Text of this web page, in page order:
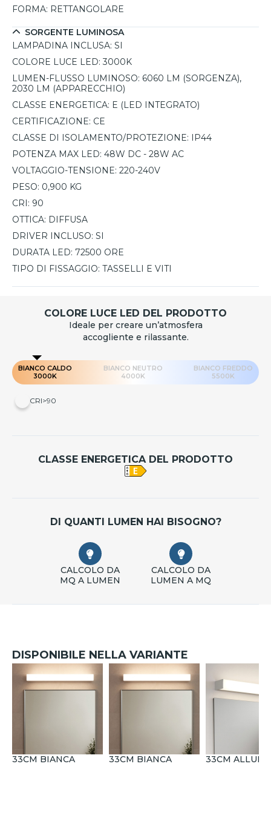
affidabile e di lunga durata per l’illuminazione domestica e
FORMA: RETTANGOLARE
SORGENTE LUMINOSA
LAMPADINA INCLUSA: SI
COLORE LUCE LED: 3000K
LUMEN-FLUSSO LUMINOSO: 6060 LM (SORGENZA),
2030 LM (APPARECCHIO)
CLASSE ENERGETICA: E (LED INTEGRATO)
CERTIFICAZIONE: CE
CLASSE DI ISOLAMENTO/PROTEZIONE: IP44
POTENZA MAX LED: 48W DC - 28W AC
VOLTAGGIO-TENSIONE: 220-240V
PESO: 0,900 KG
CRI: 90
OTTICA: DIFFUSA
DRIVER INCLUSO: SI
DURATA LED: 72500 ORE
TIPO DI FISSAGGIO: TASSELLI E VITI
COLORE LUCE LED DEL PRODOTTO
Ideale per creare un’atmosfera
accogliente e rilassante.
BIANCO CALDO
3000K
BIANCO NEUTRO
4000K
BIANCO FREDDO
5500K
CRI>90
CLASSE ENERGETICA DEL PRODOTTO
DI QUANTI LUMEN HAI BISOGNO?
CALCOLO DA
MQ A LUMEN
CALCOLO DA
LUMEN A MQ
DISPONIBILE NELLA VARIANTE
33CM BIANCA 33CM BIANCA 33CM